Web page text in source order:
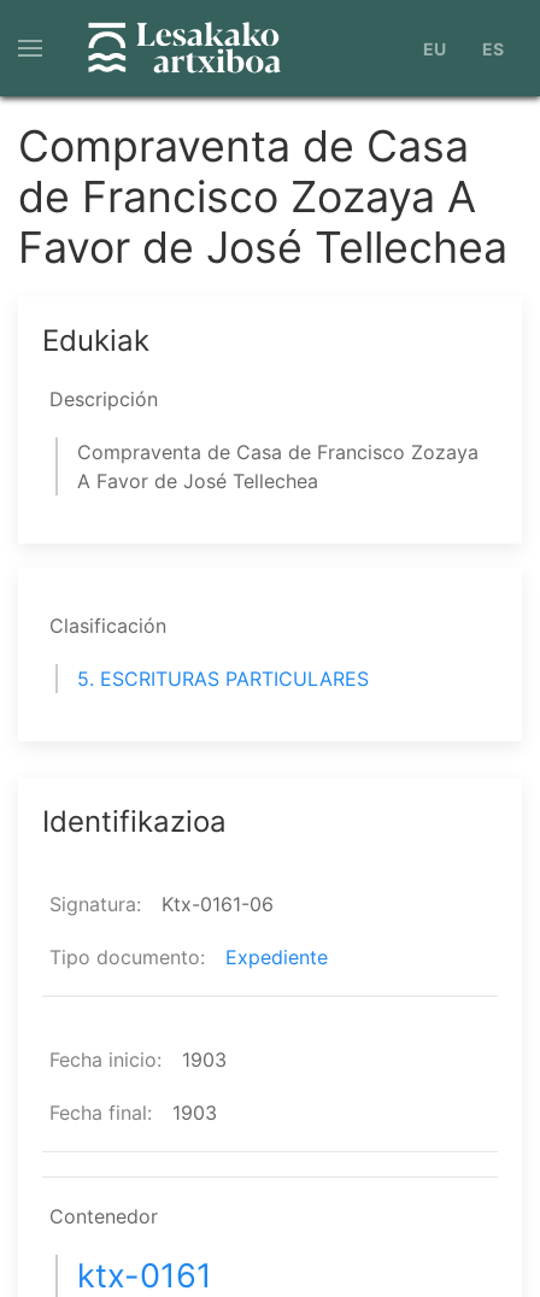
contenido
principal
EU ES
Compraventa de Casa
de Francisco Zozaya A
Favor de José Tellechea
Edukiak
Descripción
Compraventa de Casa de Francisco Zozaya
A Favor de José Tellechea
Clasificación
5. ESCRITURAS PARTICULARES
Identifikazioa
Signatura Ktx-0161-06
Tipo documento Expediente
Fecha inicio 1903
Fecha final 1903
Contenedor
ktx-0161